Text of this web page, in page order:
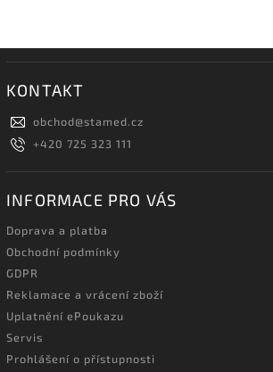
KONTAKT
obchod@stamed.cz
+420 725 323 111
INFORMACE PRO VÁS
Doprava a platba
Obchodní podmínky
GDPR
Reklamace a vrácení zboží
Uplatnění ePoukazu
Servis
Prohlášení o přístupnosti